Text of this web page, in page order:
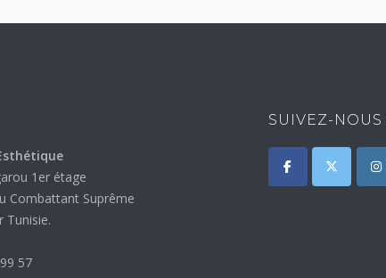
1er étage
Combattant Suprême
Tunisie.
57
SUIVEZ-NOUS